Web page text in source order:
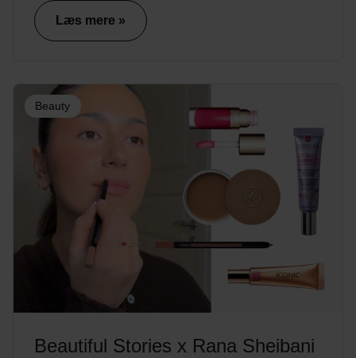
Læs mere »
Beauty
Beautiful Stories x Rana Sheibani